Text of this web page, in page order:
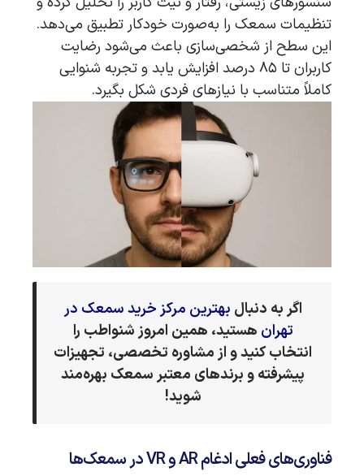
تنظیمات سمعک را به‌صورت خودکار تطبیق می‌دهد.
این سطح از شخصی‌سازی باعث می‌شود رضایت
کاربران تا ۸۵ درصد افزایش یابد و تجربه شنوایی
کاملاً متناسب با نیازهای فردی شکل بگیرد.
اگر به دنبال بهترین مرکز خرید سمعک در
تهران هستید، همین امروز شنواطب را
انتخاب کنید و از مشاوره تخصصی، تجهیزات
پیشرفته و برندهای معتبر سمعک بهره‌مند
شوید!
فناوری‌های فعلی ادغام AR و VR در سمعک‌ها